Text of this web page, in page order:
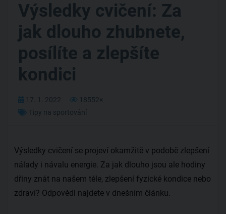
Výsledky cvičení: Za
jak dlouho zhubnete,
posílíte a zlepšíte
kondici
17. 1. 2022
18552×
Tipy na sportování
Výsledky cvičení se projeví okamžitě v podobě zlepšení
nálady i návalu energie. Za jak dlouho jsou ale hodiny
dřiny znát na našem těle, zlepšení fyzické kondice nebo
zdraví? Odpovědi najdete v dnešním článku.